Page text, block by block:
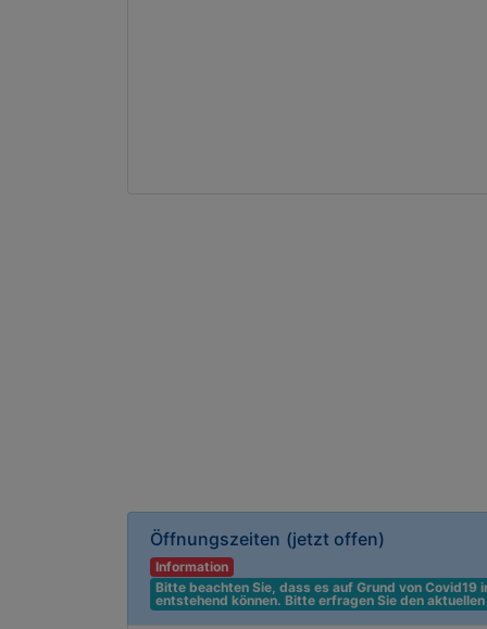
Öffnungszeiten (jetzt offen)
Information
Bitte beachten Sie, dass es auf Grund von
entstehend können. Bitte erfragen Sie den